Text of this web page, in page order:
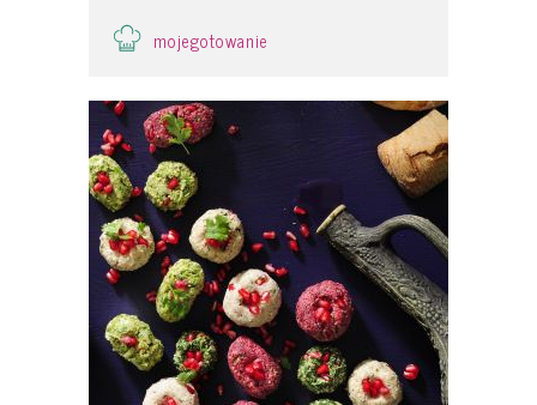
mojegotowanie